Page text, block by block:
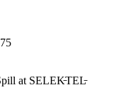
pill at SELEKTEL